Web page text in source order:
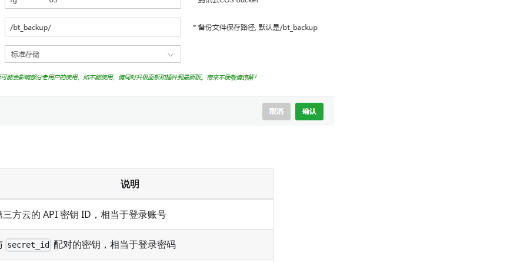
说明
三方云的 API 密钥 ID，相当于登录账号
secret_id 配对的密钥，相当于登录密码